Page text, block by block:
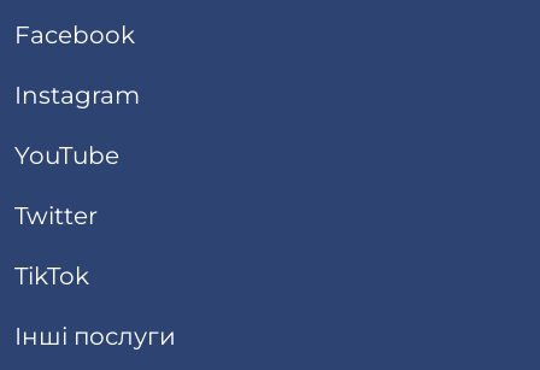
Facebook
Instagram
YouTube
Twitter
TikTok
Інші послуги